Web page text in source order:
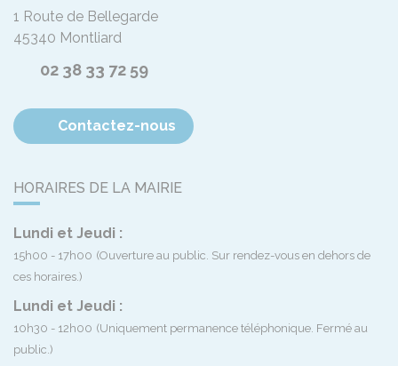
1 Route de Bellegarde
45340 Montliard
02 38 33 72 59
Contactez-nous
HORAIRES DE LA MAIRIE
Lundi et Jeudi :
15h00 - 17h00 (Ouverture au public. Sur rendez-vous en dehors de
ces horaires.)
Lundi et Jeudi :
10h30 - 12h00 (Uniquement permanence téléphonique. Fermé au
public.)